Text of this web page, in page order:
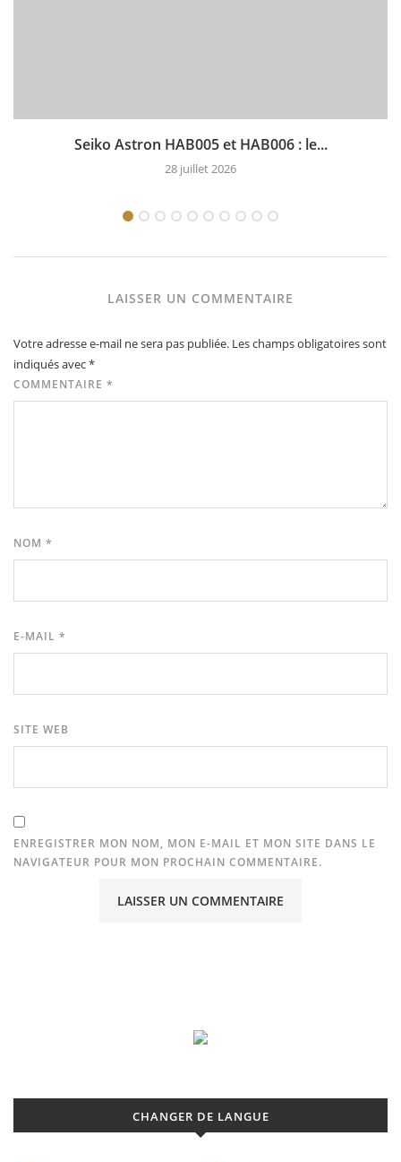
Seiko Astron HAB005 et HAB006 : le...
28 juillet 2026
LAISSER UN COMMENTAIRE
Votre adresse e-mail ne sera pas publiée. Les champs obligatoires sont
indiqués avec*
COMMENTAIRE *
NOM *
E-MAIL *
SITE WEB
ENREGISTRER MON NOM, MON E-MAIL ET MON SITE DANS LE
NAVIGATEUR POUR MON PROCHAIN COMMENTAIRE.
CHANGER DE LANGUE